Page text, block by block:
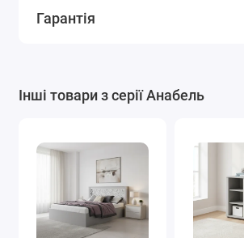
Гарантія
Інші товари з серії Анабель